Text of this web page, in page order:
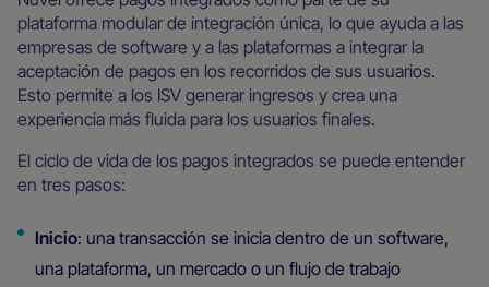
plataforma modular de integración única, lo que ayuda a las
empresas de software y a las plataformas a integrar la
aceptación de pagos en los recorridos de sus usuarios.
Esto permite a los ISV generar ingresos y crea una
experiencia más fluida para los usuarios finales.
El ciclo de vida de los pagos integrados se puede entender
en tres pasos:
Inicio: una transacción se inicia dentro de un software,
una plataforma, un mercado o un flujo de trabajo